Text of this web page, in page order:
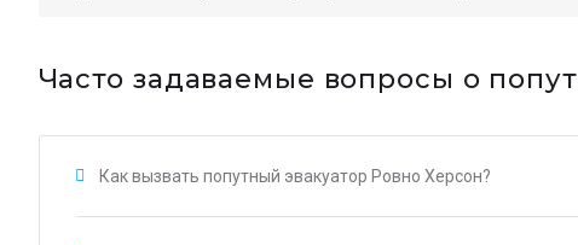
Часто задаваемые вопросы о
Как вызвать попутный эвакуатор Ровно Херсон?